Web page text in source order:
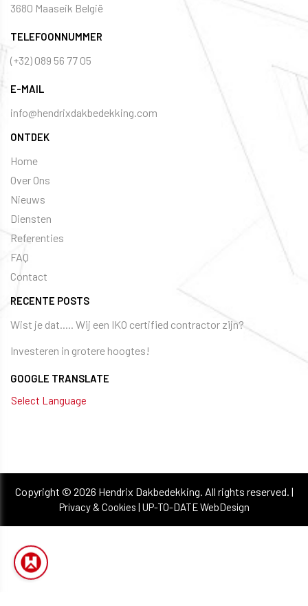
​​​​​​3680 Maaseik België
TELEFOONNUMMER
(+32) 089 56 77 05
E-MAIL
info@hendrixdakbedekking.com
ONTDEK
Home
Over Ons
Nieuws
Diensten
Referenties
FAQ
Contact
RECENTE POSTS
Wist je dat..... Wij een IKO certified contractor zijn?
Investeren in grotere hoogtes!
GOOGLE TRANSLATE
Select Language
Copyright © 2026 Hendrix Dakbedekking. All rights reserved. |
Privacy & Cookies | UP-TO-DATE WebDesign